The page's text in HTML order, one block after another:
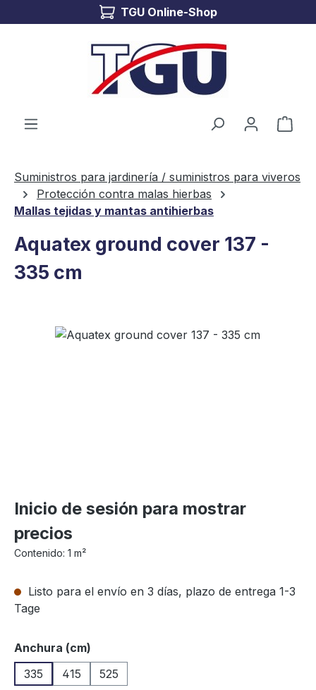
Saltar al contenido principalTGU Online-Shop
El
Suministros para jardinería / suministros para viveros
Protección contra malas hierbas
Mallas tejidas y mantas antihierbas
Aquatex ground cover 137 -
335 cm
Omitir galería de imágenes
Inicio de sesión para mostrar
precios
Contenido: 1 m²
Listo para el envío en 3 días, plazo de entrega 1-3
Tage
Seleccione
Anchura (cm)
335
415 525